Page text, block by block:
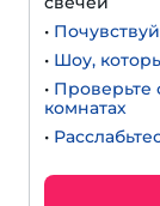
•
• Шоу,
• Проверьте
комнатах
•